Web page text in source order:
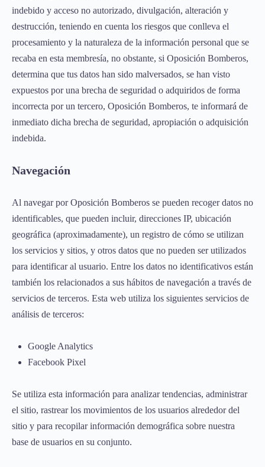
indebido y acceso no autorizado, divulgación, alteración y
destrucción, teniendo en cuenta los riesgos que conlleva el
procesamiento y la naturaleza de la información personal que se
recaba en esta membresía, no obstante, si Oposición Bomberos,
determina que tus datos han sido malversados, se han visto
expuestos por una brecha de seguridad o adquiridos de forma
incorrecta por un tercero, Oposición Bomberos, te informará de
inmediato dicha brecha de seguridad, apropiación o adquisición
indebida.
Navegación
Al navegar por Oposición Bomberos se pueden recoger datos no
identificables, que pueden incluir, direcciones IP, ubicación
geográfica (aproximadamente), un registro de cómo se utilizan
los servicios y sitios, y otros datos que no pueden ser utilizados
para identificar al usuario. Entre los datos no identificativos están
también los relacionados a sus hábitos de navegación a través de
servicios de terceros. Esta web utiliza los siguientes servicios de
análisis de terceros:
Google Analytics
Facebook Pixel
Se utiliza esta información para analizar tendencias, administrar
el sitio, rastrear los movimientos de los usuarios alrededor del
sitio y para recopilar información demográfica sobre nuestra
base de usuarios en su conjunto.